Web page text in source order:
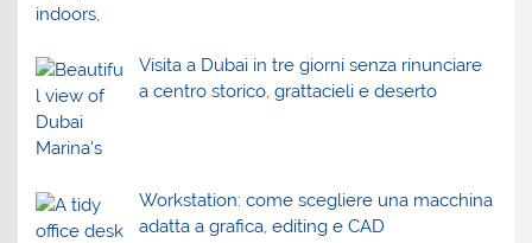
Visita a Dubai in tre giorni senza rinunciare
a centro storico, grattacieli e deserto
Workstation: come scegliere una macchina
adatta a grafica, editing e CAD